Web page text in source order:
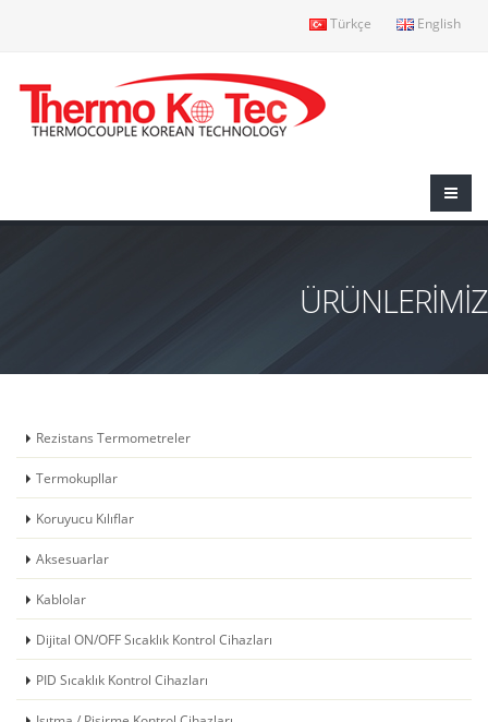
Türkçe English
ÜRÜNLERİMİZ
Rezistans Termometreler
Termokupllar
Koruyucu Kılıflar
Aksesuarlar
Kablolar
Dijital ON/OFF Sıcaklık Kontrol Cihazları
PID Sıcaklık Kontrol Cihazları